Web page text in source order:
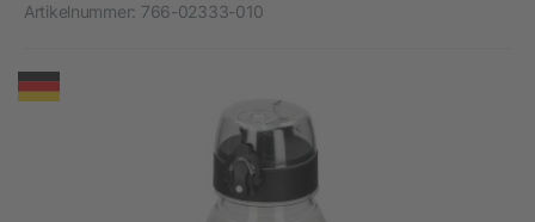
Artikelnummer: 766-02333-010